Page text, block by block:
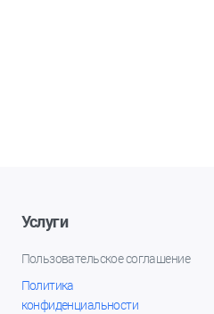
Услуги
Пользовательское соглашение
Политика
конфиденциальности